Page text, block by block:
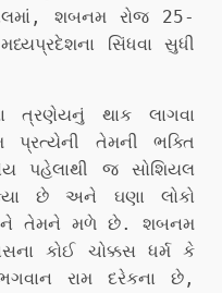
શબનમ રોજ 25-
સિંધવા સુધી
ત્રણેયનું થાક લાગવા
તેમની ભક્તિ
પહેલાથી જ સોશિયલ
છે અને ઘણા લોકો
તેમને મળે છે. શબનમ
કોઈ ચોક્કસ ધર્મ કે
રામ દરેકના છે,